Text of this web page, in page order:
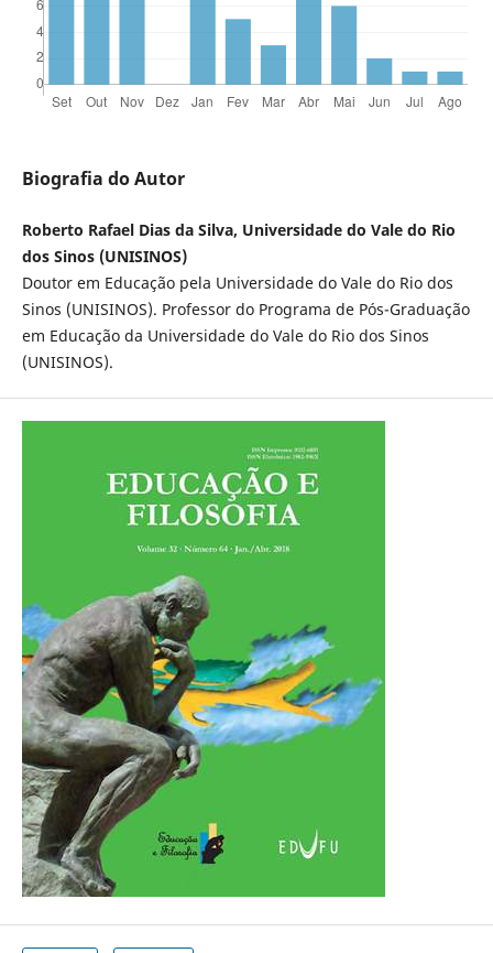
Biografia do Autor
Roberto Rafael Dias da Silva, Universidade do Vale do Rio
dos Sinos (UNISINOS)
Doutor em Educação pela Universidade do Vale do Rio dos
Sinos (UNISINOS). Professor do Programa de Pós-Graduação
em Educação da Universidade do Vale do Rio dos Sinos
(UNISINOS).